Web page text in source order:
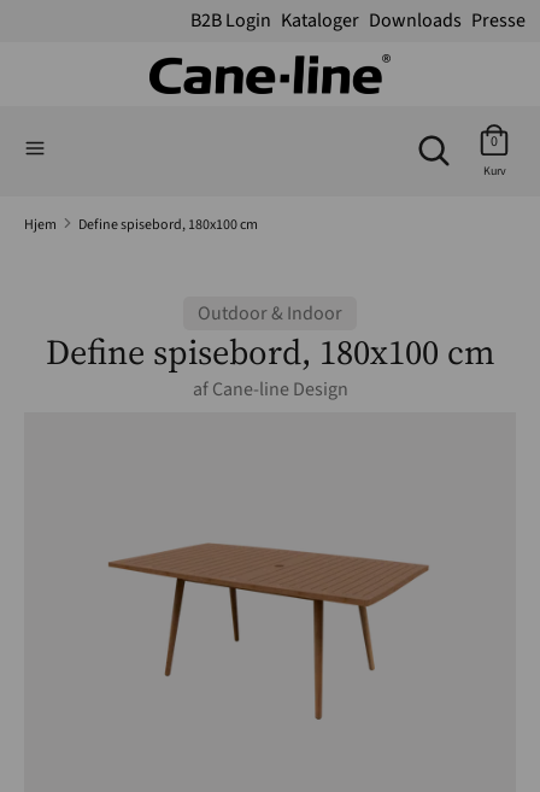
B2B Login Kataloger Downloads Presse
Søg
webshop
Kurv
0
Hjem Define spisebord, 180x100 cm
Outdoor & Indoor
Define spisebord, 180x100 cm
afCane-line Design